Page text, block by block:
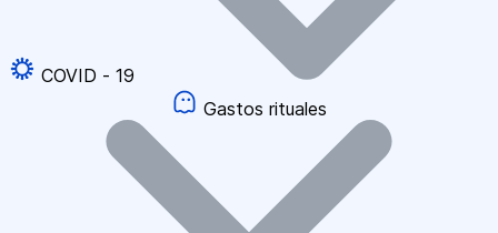
COVID - 19
Gastos rituales